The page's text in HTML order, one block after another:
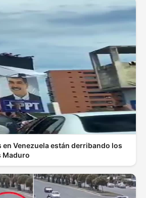
en Venezuela están derribando los
Maduro